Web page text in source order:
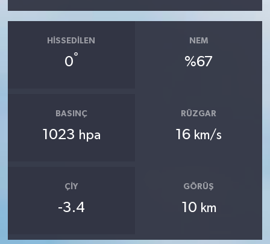
HISSEDILEN
0°
NEM
%67
BASINÇ
1023 hpa
RÜZGAR
16 km/s
ÇIY
-3.4
GÖRÜŞ
10 km